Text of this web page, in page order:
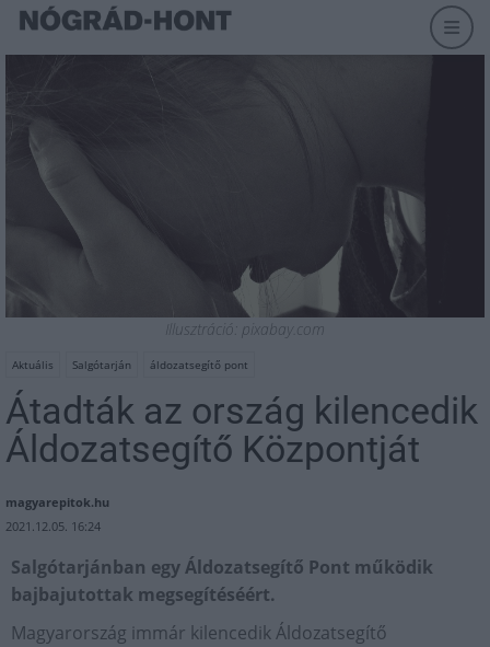
Illusztráció: pixabay.com
Aktuális Salgótarján áldozatsegítő pont
Átadták az ország kilencedik
Áldozatsegítő Központját
magyarepitok.hu
2021.12.05. 16:24
Salgótarjánban egy Áldozatsegítő Pont működik
bajbajutottak megsegítéséért.
Magyarország immár kilencedik Áldozatsegítő